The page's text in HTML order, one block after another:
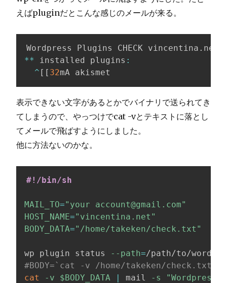
えばpluginだとこんな感じのメールが来る。
Wordpress Plugins CHECK vincentina .
** installed plugins :
^ [ [ 32mA akismet
表示できない文字があるとかでバイナリで送られてき
てしまうので、やっつけでcat -vとテキストに落とし
てメールで飛ばすようにしました。
他に方法ないのかな。
#!/bin/sh
MAIL_TO="your account@gmail.com"
HOST_NAME="vincentina.net"
BODY_DATA="/home/takeken/check.txt"
wp plugin status --path=/path/to/
#BODY=`cat -v /home/takeken/check.txt`
cat
-v $BODY_DATA | mail -s "Wordpress